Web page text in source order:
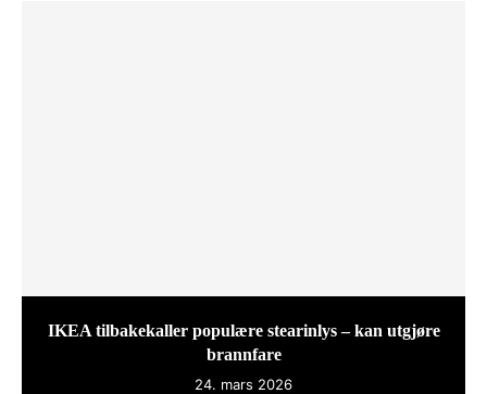
IKEA tilbakekaller populære stearinlys – kan utgjøre
brannfare
24. mars 2026